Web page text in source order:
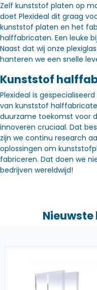
Zelf kunststof platen op
doet Plexideal dit graag
kunststof platen en het
halffabricaten. Een leuke
Naast dat wij onze
hanteren we een snelle
Kunststof
Plexideal is
van kunststof
duurzame toekomst voor
innoveren cruciaal. Dat
zijn we continu research
oplossingen om
fabriceren. Dat doen we
bedrijven wereldwijd!